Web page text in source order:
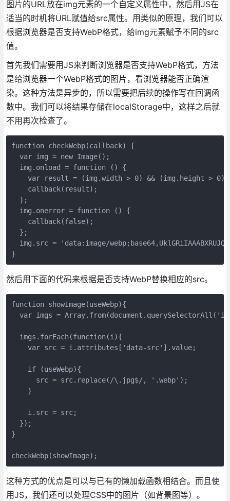
图片的URL放在img元素的一个自定义属性中，然后用JS在
适当的时机将URL赋值给src属性。用类似的原理，我们可以
根据浏览器是否支持WebP格式，给img元素赋予不同的src
值。
首先我们需要用JS来判断浏览器是否支持WebP格式，方法
是给浏览器一个WebP格式的图片，看浏览器能否正确渲
染。这种方法是异步的，所以需要把后续的操作写在回调函
数中。我们可以将结果存储在localStorage中，这样之后就
不用再次检查了。
function checkWebp(callback) {
  var img = new Image();
  img.onload = function () {
    var result = (img.width > 0) && (img.height > 0);
    callback(result);
  };
  img.onerror = function () {
    callback(false);
  };
img.src = 'data:image/
}
然后用下面的代码来根据是否支持WebP替换相应的src。
function showImage(useWebp){
var imgs =
  imgs.forEach(function(i){
    var src = i.attributes['data-src'].value;
    if (useWebp){
      src = src.replace(/\.jpg$/, '.webp');
    }
    i.src = src;
  });
}
checkWebp(showImage);
这种方式的优点是可以与已有的懒加载函数相结合。而且使
用JS，我们还可以处理CSS中的图片（如背景图等）。